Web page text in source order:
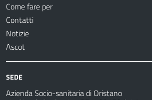
Come fare per
Contatti
Notizie
Ascot
SEDE
Azienda Socio-sanitaria di Oristano